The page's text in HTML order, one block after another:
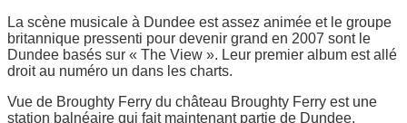
La scène musicale à Dundee est assez animée et le groupe
britannique pressenti pour devenir grand en 2007 sont le
Dundee basés sur « The View ». Leur premier album est allé
droit au numéro un dans les charts.
Vue de Broughty Ferry du château Broughty Ferry est une
station balnéaire qui fait maintenant partie de Dundee.